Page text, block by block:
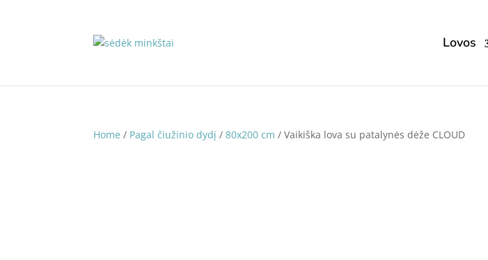
Lovos
Home / Pagal čiužinio dydį /80x200 cm / Vaikiška lova su patalynės dėže CLOUD